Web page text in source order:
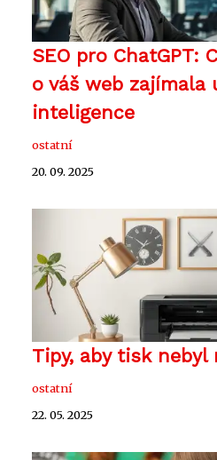
SEO pro ChatGPT:
o váš web zajímala
inteligence
ostatní
20. 09. 2025
Tipy, aby tisk nebyl
ostatní
22. 05. 2025